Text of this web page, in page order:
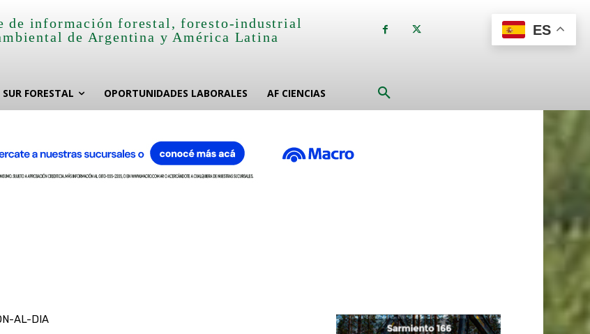
de información forestal, foresto-industrial
de Argentina y América Latina
SUR FORESTAL OPORTUNIDADES LABORALES AF CIENCIAS
AL-DIA
ES